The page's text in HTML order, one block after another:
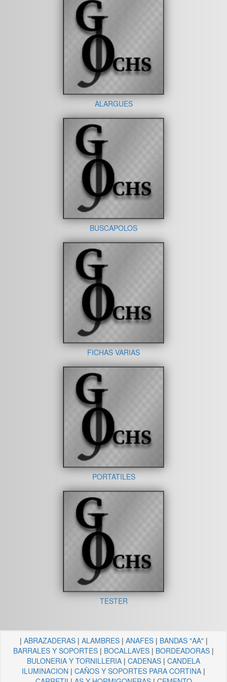
ALARGUES
BUSCAPOLOS
FICHAS VARIAS
PORTATILES
TESTER
| ABRAZADERAS| ALAMBRES| ANAFES| BANDAS "AA"|
BARRALES Y SOPORTES | BOCALLAVES | BORDEADORAS |
BULONERIA Y TORNILLERIA | CADENAS | CANDELA
ILUMINACION | CAÑOS Y SOPORTES PARA CORTINA |